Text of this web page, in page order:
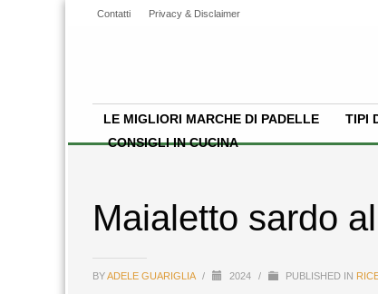
Contatti Privacy & Disclaimer
LE MIGLIORI MARCHE DI PADELLE TIPI
CONSIGLI IN CUCINA
Maialetto sardo
BYADELE GUARIGLIA / 2024 / PUBLISHED IN